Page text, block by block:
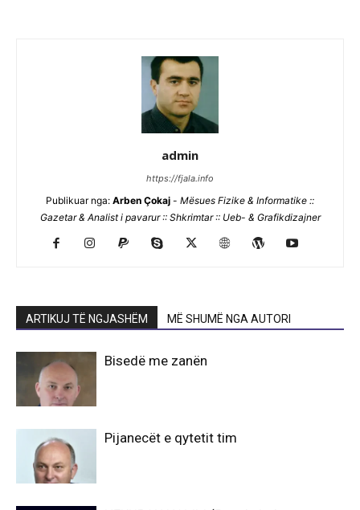
admin
https://fjala.info
Publikuar nga: Arben Çokaj - Mësues Fizike & Informatike ::
Gazetar & Analist i pavarur :: Shkrimtar :: Ueb- & Grafikdizajner
ARTIKUJ TË NGJASHËM MË SHUMË NGA AUTORI
Bisedë me zanën
Pijanecët e qytetit tim